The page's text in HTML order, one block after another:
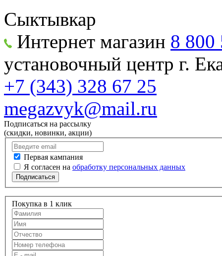
Сыктывкар
Интернет магазин 8 800
установочный центр г.
+7 (343) 328 67 25
megazvyk@mail.ru
Подписаться на рассылку
(скидки, новинки, акции)
Первая кампания
Я согласен на обработку персональных данных
Подписаться
Покупка в 1 клик